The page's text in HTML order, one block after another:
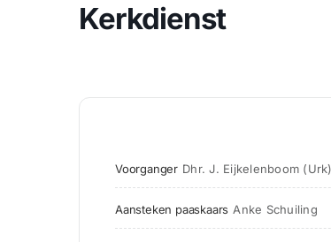
Kerkdienst
Voorganger Dhr. J. Eijkelenboom (Urk)
Aansteken paaskaars Anke Schuiling